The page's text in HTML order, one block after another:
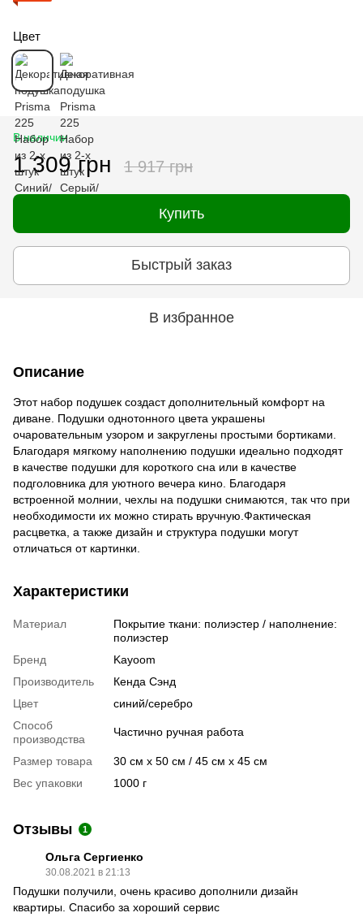
Цвет
В наличии
1 309 грн 1 917 грн
Купить
Быстрый заказ
В избранное
Описание
Этот набор подушек создаст дополнительный комфорт на
диване. Подушки однотонного цвета украшены
очаровательным узором и закруглены простыми бортиками.
Благодаря мягкому наполнению подушки идеально подходят
в качестве подушки для короткого сна или в качестве
подголовника для уютного вечера кино. Благодаря
встроенной молнии, чехлы на подушки снимаются, так что при
необходимости их можно стирать вручную.Фактическая
расцветка, а также дизайн и структура подушки могут
отличаться от картинки.
Характеристики
Материал
Покрытие ткани: полиэстер / наполнение:
полиэстер
Бренд
Kayoom
Производитель
Кенда Сэнд
Цвет
синий/серебро
Способ
производства
Частично ручная работа
Размер товара
30 см x 50 см / 45 см x 45 см
Вес упаковки
1000 г
Отзывы 1
Ольга Сергиенко
30.08.2021 в 21:13
Подушки получили, очень красиво дополнили дизайн
квартиры. Спасибо за хороший сервис